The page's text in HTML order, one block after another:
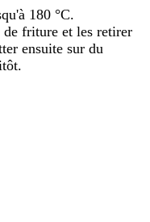
180 °C.
de friture et les retirer
ensuite sur du